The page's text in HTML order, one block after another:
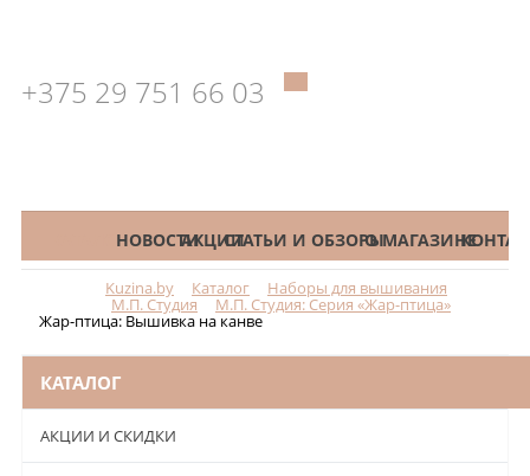
+375 29 751 66 03
КАТАЛОГНОВОСТИАКЦИИСТАТЬИ И ОБЗОРЫО МАГАЗИНЕ
Kuzina.by Каталог Наборы для вышивания
М.П. Студия М.П. Студия: Серия «Жар-птица»
Жар-птица: Вышивка на канве
КАТАЛОГ
АКЦИИ И СКИДКИ